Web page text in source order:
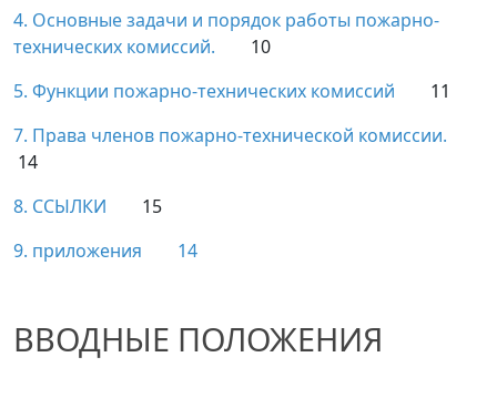
4. Основные задачи и порядок работы пожарно-
технических комиссий.
10
5. Функции пожарно-технических комиссий
11
7. Права членов пожарно-технической комиссии.
14
8. ССЫЛКИ
15
9. приложения
14
ВВОДНЫЕ ПОЛОЖЕНИЯ